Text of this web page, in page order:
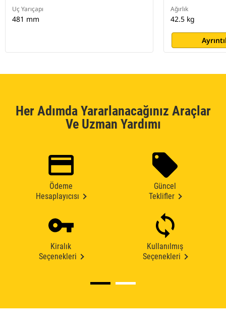
Uç Yarıçapı
481 mm
Ağırlık
42.5 kg
Her Adımda Yararlanacağınız Araçlar
Ve Uzman Yardımı
Ödeme
Hesaplayıcısı
Güncel
Teklifler
Kiralık
Seçenekleri
Kullanılmış
Seçenekleri